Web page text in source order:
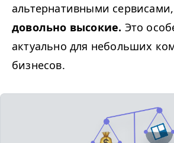
альтернативными
довольно высокие. Это
актуально для небольших
бизнесов.